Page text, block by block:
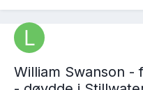
William Swanson -